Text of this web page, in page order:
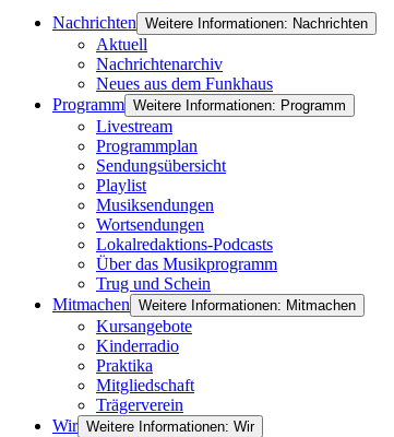
Nachrichten Weitere Informationen: Nachrichten
Aktuell
Nachrichtenarchiv
Neues aus dem Funkhaus
Programm Weitere Informationen: Programm
Livestream
Programmplan
Sendungsübersicht
Playlist
Musiksendungen
Wortsendungen
Lokalredaktions-Podcasts
Über das Musikprogramm
Trug und Schein
Mitmachen Weitere Informationen: Mitmachen
Kursangebote
Kinderradio
Praktika
Mitgliedschaft
Trägerverein
Wir Weitere Informationen: Wir